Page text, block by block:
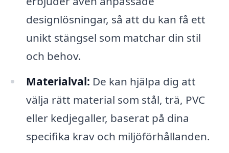
designlösningar, så att du kan få ett
unikt stängsel som matchar din stil
och behov.
Materialval: De kan hjälpa dig att
välja rätt material som stål, trä, PVC
eller kedjegaller, baserat på dina
specifika krav och miljöförhållanden.